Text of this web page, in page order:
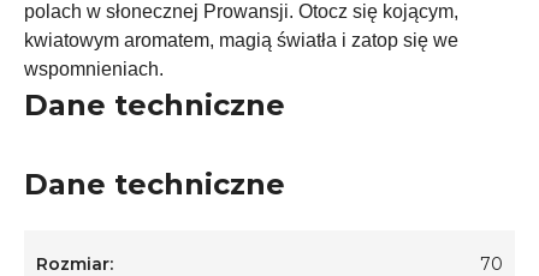
polach w słonecznej Prowansji. Otocz się kojącym,
kwiatowym aromatem, magią światła i zatop się we
wspomnieniach.
Dane techniczne
Dane techniczne
Rozmiar: 70